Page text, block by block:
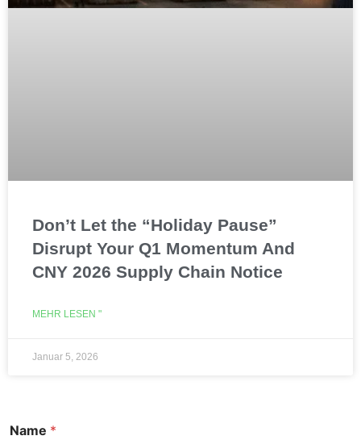
Don’t Let the “Holiday Pause”
Disrupt Your Q1 Momentum And
CNY 2026 Supply Chain Notice
MEHR LESEN "
Januar 5, 2026
Name *